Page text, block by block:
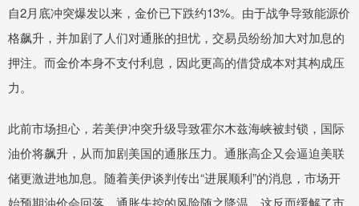
自2月底冲突爆发以来，金价已下跌约13%。由于战争导致能源价
格飙升，并加剧了人们对通胀的担忧，交易员纷纷加大对加息的
押注。而金价本身不支付利息，因此更高的借贷成本对其构成压
力。
此前市场担心，若美伊冲突升级导致霍尔木兹海峡被封锁，国际
油价将飙升，从而加剧美国的通胀压力。通胀高企又会逼迫美联
储更激进地加息。随着美伊谈判传出“进展顺利”的消息，市场开
始预期油价会回落，通胀失控的风险随之降温。这反而缓解了市